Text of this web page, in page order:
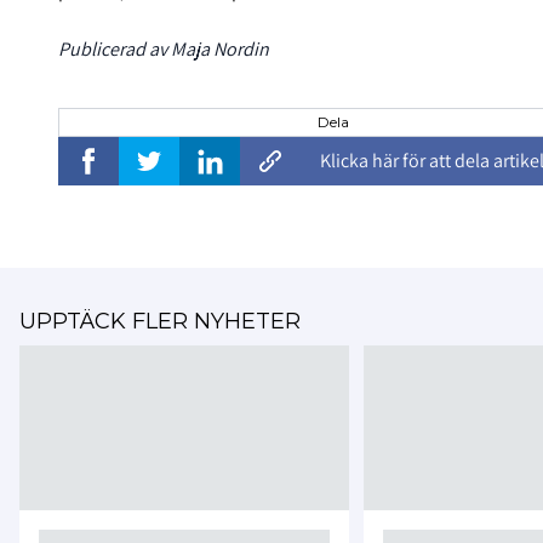
Publicerad av Maja Nordin
Dela
Klicka här för att dela
UPPTÄCK FLER NYHETER